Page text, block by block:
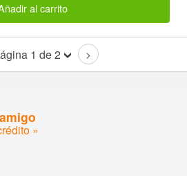
al carrito
1 de 2 >
»